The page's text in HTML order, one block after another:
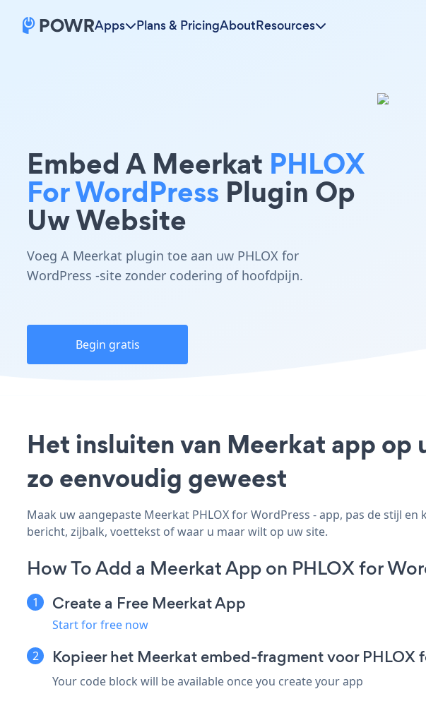
Apps Plans & PricingAboutResources
Embed A Meerkat PHLOX
For WordPress Plugin Op
Uw Website
Voeg A Meerkat plugin toe aan uw PHLOX for
WordPress -site zonder codering of hoofdpijn.
Begin gratis
Het insluiten van Meerkat app op
zo eenvoudig geweest
Maak uw aangepaste Meerkat PHLOX for WordPress - app, pas de stijl
bericht, zijbalk, voettekst of waar u maar wilt op uw site.
How To Add a Meerkat App on PHLOX for
Create a Free Meerkat App
Start for free now
Kopieer het Meerkat embed-fragment voor PHLOX
Your code block will be available once you create your app